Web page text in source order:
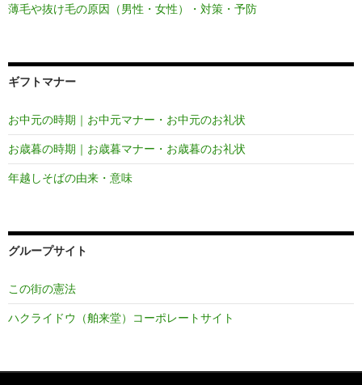
薄毛や抜け毛の原因（男性・女性）・対策・予防
ギフトマナー
お中元の時期｜お中元マナー・お中元のお礼状
お歳暮の時期｜お歳暮マナー・お歳暮のお礼状
年越しそばの由来・意味
グループサイト
この街の憲法
ハクライドウ（舶来堂）コーポレートサイト